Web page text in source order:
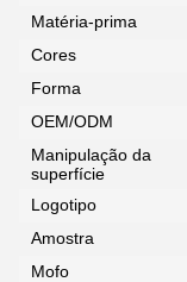
Matéria-prima
Cores
Forma
OEM/ODM
Manipulação da
superfície
Logotipo
Amostra
Mofo